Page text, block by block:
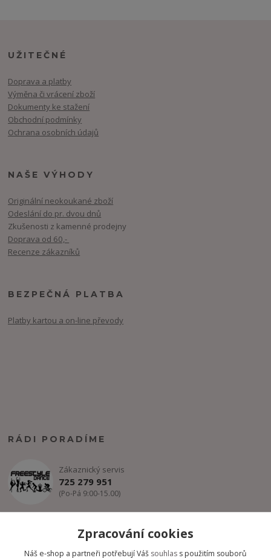
UŽITEČNÉ
Doprava a platby
Výměna či vrácení zboží
Dokumenty ke stažení
Obchodní podmínky
Ochrana osobních údajů
NAŠE VÝHODY
Originální neokoukané zboží
Odeslání do pr. dvou dnů
Zkušenosti z kamenné prodejny
Doprava od 60,-
Recenze zákazníků
BEZPEČNÁ PLATBA
Platby kartou a on-line převody
RÁDI PORADÍME
Zákaznický servis
725 279 951
(Po-Pá 9:00-15.00)
Zpracování cookies
Náš e-shop a partneři potřebují Váš souhlas s použitím souborů